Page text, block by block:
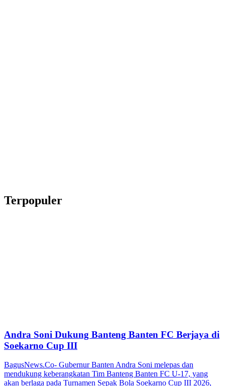
Terpopuler
Andra Soni Dukung Banteng Banten FC Berjaya di
Soekarno Cup III
BagusNews.Co- Gubernur Banten Andra Soni melepas dan
mendukung keberangkatan Tim Banteng Banten FC U-17, yang
akan berlaga pada Turnamen Sepak Bola Soekarno Cup III 2026,